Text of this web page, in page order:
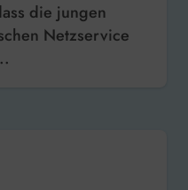
Netzservice